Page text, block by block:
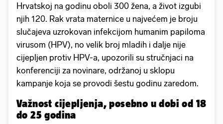
Hrvatskoj na godinu oboli 300 žena, a život izgubi
njih 120. Rak vrata maternice u najvećem je broju
slučajeva uzrokovan infekcijom humanim papiloma
virusom (HPV), no velik broj mladih i dalje nije
cijepljen protiv HPV-a, upozorili su stručnjaci na
konferenciji za novinare, održanoj u sklopu
kampanje koja se provodi šestu godinu zaredom.
Važnost cijepljenja, posebno u dobi od 18
do 25 godina